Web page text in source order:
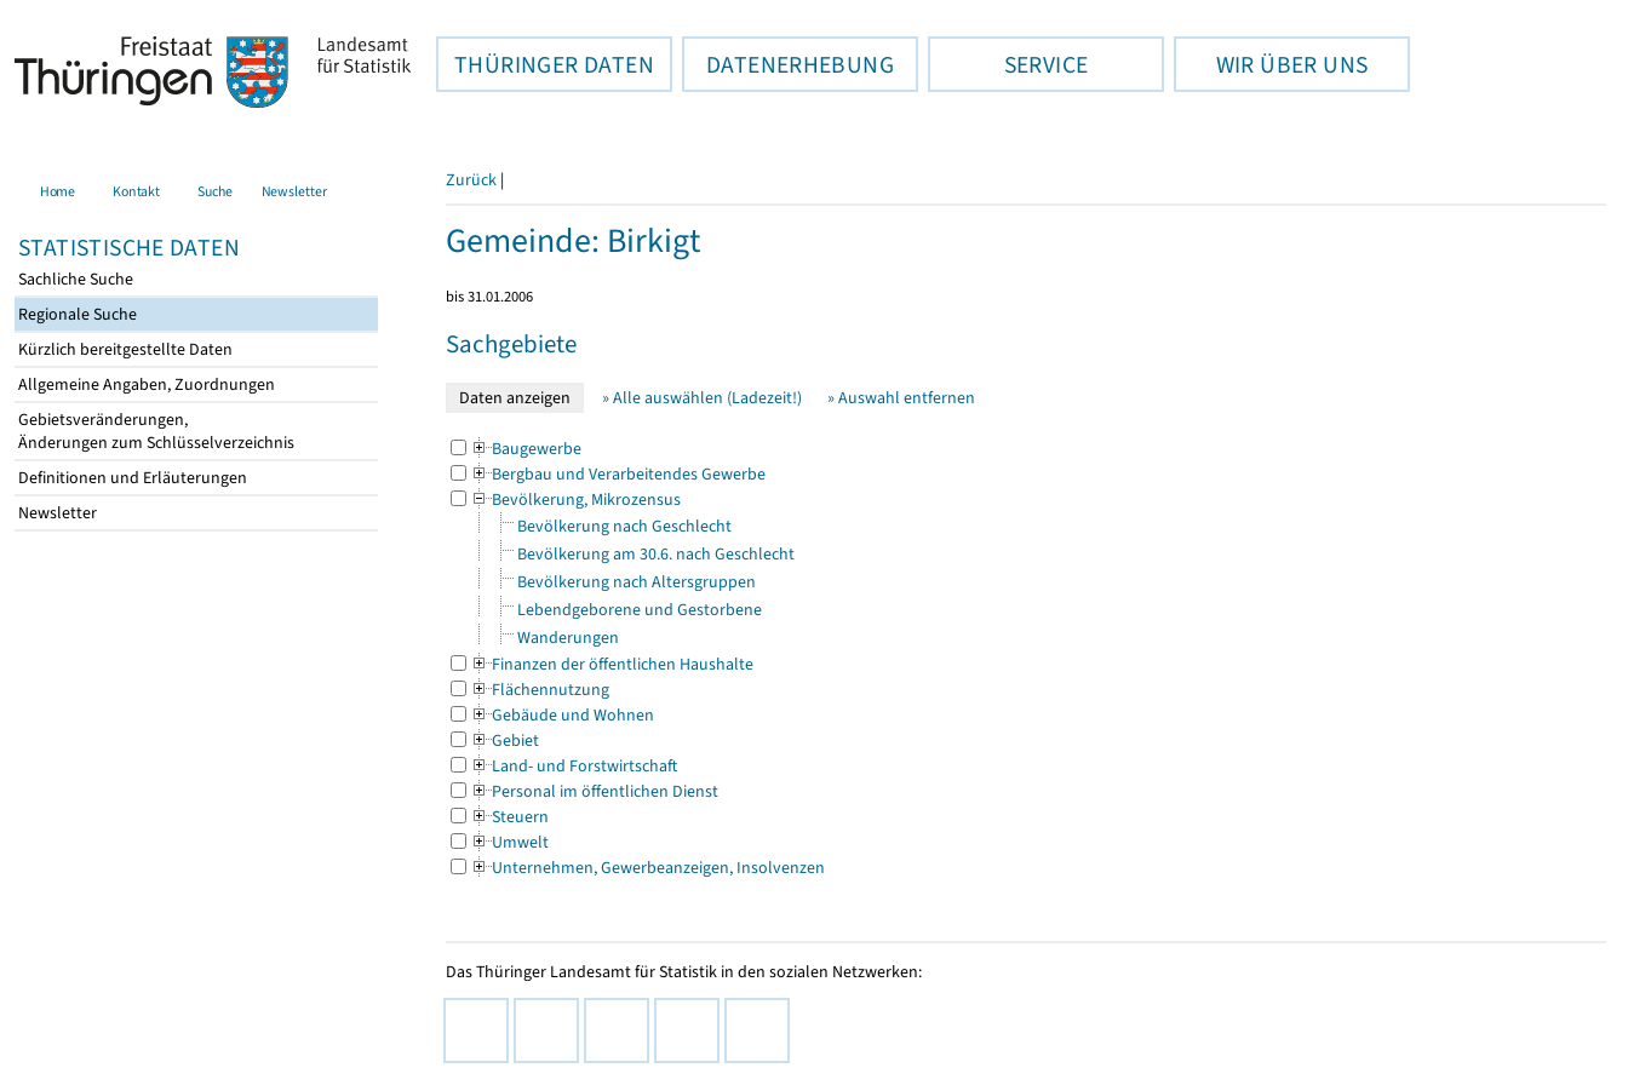
THÜRINGER DATEN DATENERHEBUNG SERVICE WIR ÜBER UNS
Home Kontakt Suche Newsletter
STATISTISCHE DATEN
Sachliche Suche
Regionale Suche
Kürzlich bereitgestellte Daten
Allgemeine Angaben, Zuordnungen
Gebietsveränderungen,
Änderungen zum Schlüsselverzeichnis
Definitionen und Erläuterungen
Newsletter
Zurück |
Gemeinde: Birkigt
bis 31.01.2006
Sachgebiete
» Alle auswählen (Ladezeit!) » Auswahl entfernen
Baugewerbe
Bergbau und Verarbeitendes Gewerbe
Bevölkerung, Mikrozensus
Bevölkerung nach Geschlecht
Bevölkerung am 30.6. nach Geschlecht
Bevölkerung nach Altersgruppen
Lebendgeborene und Gestorbene
Wanderungen
Finanzen der öffentlichen Haushalte
Flächennutzung
Gebäude und Wohnen
Gebiet
Land- und Forstwirtschaft
Personal im öffentlichen Dienst
Steuern
Umwelt
Unternehmen, Gewerbeanzeigen, Insolvenzen
Das Thüringer Landesamt für Statistik in den sozialen Netzwerken: